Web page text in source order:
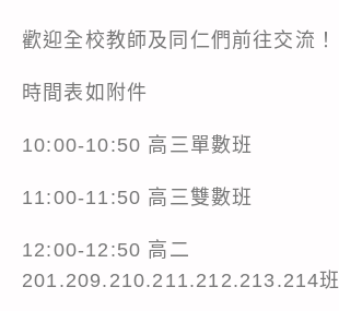
歡迎全校教師及同仁們前往交流！
時間表如附件
10:00-10:50 高三單數班
11:00-11:50 高三雙數班
12:00-12:50 高二
201.209.210.211.212.213.214班